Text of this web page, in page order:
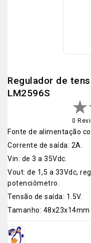
Regulador de
LM2596S
0
Fonte de alimentação
Corrente de saída: 2A.
Vin: de 3 a 35Vdc.
Vout: de 1,5 a 33Vdc,
potenciômetro.
Tensão de saída: 1.5V.
Tamanho: 48x23x14mm